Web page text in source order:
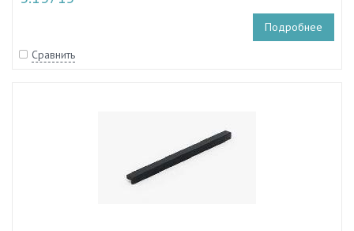
Подробнее
Сравнить